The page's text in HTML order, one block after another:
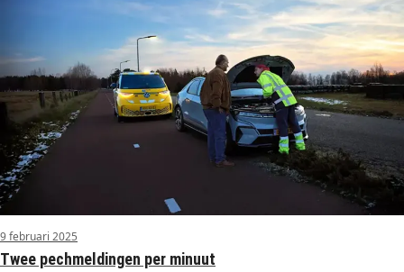
9 februari 2025
Twee pechmeldingen per minuut